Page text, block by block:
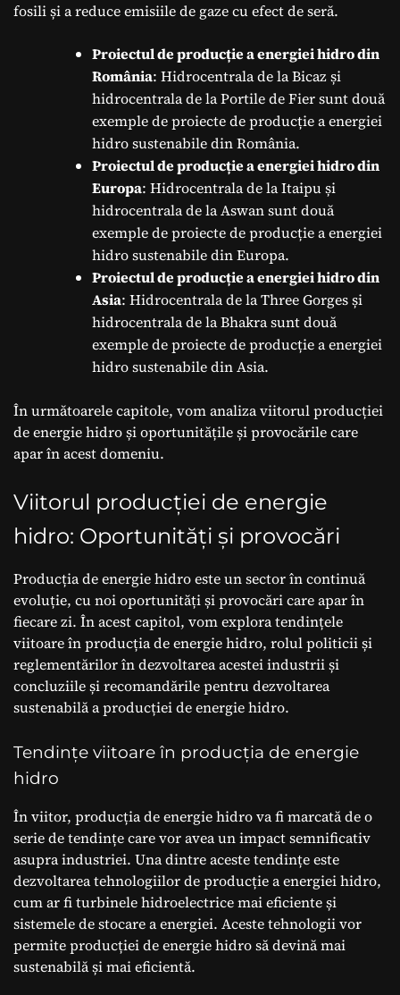
fosili și a reduce emisiile de gaze cu efect de seră.
Proiectul de producție a energiei hidro din
România: Hidrocentrala de la Bicaz și
hidrocentrala de la Portile de Fier sunt două
exemple de proiecte de producție a energiei
hidro sustenabile din România.
Proiectul de producție a energiei hidro din
Europa: Hidrocentrala de la Itaipu și
hidrocentrala de la Aswan sunt două
exemple de proiecte de producție a energiei
hidro sustenabile din Europa.
Proiectul de producție a energiei hidro din
Asia: Hidrocentrala de la Three Gorges și
hidrocentrala de la Bhakra sunt două
exemple de proiecte de producție a energiei
hidro sustenabile din Asia.
În următoarele capitole, vom analiza viitorul producției
de energie hidro și oportunitățile și provocările care
apar în acest domeniu.
Viitorul producției de energie
hidro: Oportunități și provocări
Producția de energie hidro este un sector în continuă
evoluție, cu noi oportunități și provocări care apar în
fiecare zi. În acest capitol, vom explora tendințele
viitoare în producția de energie hidro, rolul politicii și
reglementărilor în dezvoltarea acestei industrii și
concluziile și recomandările pentru dezvoltarea
sustenabilă a producției de energie hidro.
Tendințe viitoare în producția de energie
hidro
În viitor, producția de energie hidro va fi marcată de o
serie de tendințe care vor avea un impact semnificativ
asupra industriei. Una dintre aceste tendințe este
dezvoltarea tehnologiilor de producție a energiei hidro,
cum ar fi turbinele hidroelectrice mai eficiente și
sistemele de stocare a energiei. Aceste tehnologii vor
permite producției de energie hidro să devină mai
sustenabilă și mai eficientă.